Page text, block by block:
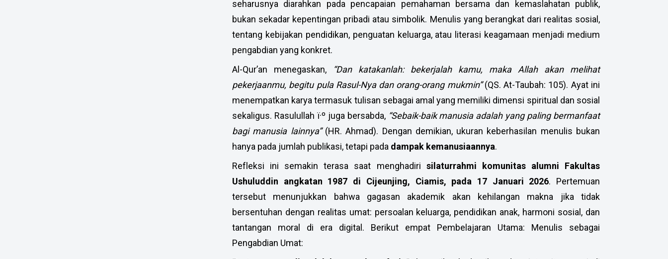
seharusnya diarahkan pada pencapaian pemahaman bersama dan kemaslahatan publik,
bukan sekadar kepentingan pribadi atau simbolik. Menulis yang berangkat dari realitas sosial,
tentang kebijakan pendidikan, penguatan keluarga, atau literasi keagamaan menjadi medium
pengabdian yang konkret.
Al-Qur’an menegaskan,
“Dan katakanlah: bekerjalah kamu, maka Allah akan melihat
pekerjaanmu, begitu pula Rasul-Nya dan orang-orang mukmin”(QS. At-Taubah: 105). Ayat ini
menempatkan karya termasuk tulisan sebagai amal yang memiliki dimensi spiritual dan sosial
sekaligus. Rasulullah ï·ºjuga bersabda, “Sebaik-baik manusia adalah yang paling bermanfaat
bagi manusia lainnya”(HR. Ahmad). Dengan demikian, ukuran keberhasilan menulis bukan
hanya pada jumlah publikasi, tetapi pada dampak kemanusiaannya.
Refleksi ini semakin terasa saat menghadiri silaturrahmi komunitas alumni Fakultas
Ushuluddin angkatan 1987 di Cijeunjing, Ciamis, pada 17 Januari 2026. Pertemuan
tersebut menunjukkan bahwa gagasan akademik akan kehilangan makna jika tidak
bersentuhan dengan realitas umat: persoalan keluarga, pendidikan anak, harmoni sosial, dan
tantangan moral di era digital. Berikut empat Pembelajaran Utama: Menulis sebagai
Pengabdian Umat: